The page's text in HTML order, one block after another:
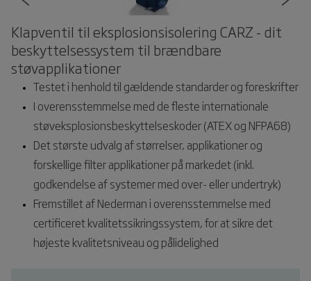
Klapventil til eksplosionsisolering CARZ - dit
beskyttelsessystem til brændbare
støvapplikationer
Testet i henhold til gældende standarder og foreskrifter
I overensstemmelse med de fleste internationale
støveksplosionsbeskyttelseskoder (ATEX og NFPA68)
Det største udvalg af størrelser, applikationer og
forskellige filter applikationer på markedet (inkl.
godkendelse af systemer med over- eller undertryk)
Fremstillet af Nederman i overensstemmelse med
certificeret kvalitetssikringssystem, for at sikre det
højeste kvalitetsniveau og pålidelighed